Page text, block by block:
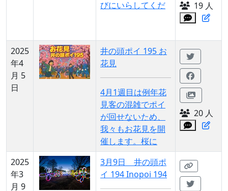
びにいらしてくだ 19 人
2025
年4
月 5
日
井の頭ポイ 195 お
花見
4月1週目は例年花
見客の混雑でポイ
が回せないため、
我々もお花見を開
催します。桜に
20 人
2025
年3
月 9
3月9日 井の頭ポ
イ 194 Inopoi 194